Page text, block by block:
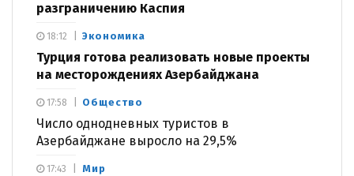
разграничению Каспия
Экономика
Турция готова реализовать новые проекты
на месторождениях Азербайджана
18:12
Общество
Число однодневных туристов в
Азербайджане выросло на 29,5%
17:58
Мир
17:43